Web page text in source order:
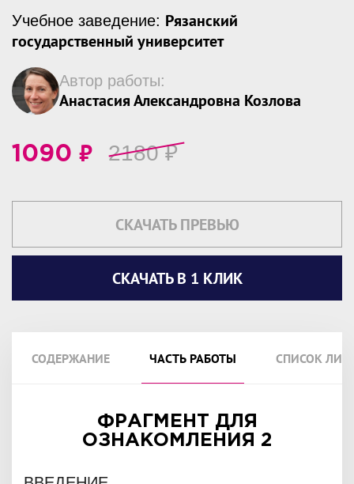
Учебное заведение: Рязанский
государственный университет
Автор работы:
Анастасия Александровна Козлова
1090 ₽ 2180₽
СКАЧАТЬ ПРЕВЬЮ
СКАЧАТЬ В 1 КЛИК
СОДЕРЖАНИЕ ЧАСТЬ РАБОТЫ СПИСОК
ФРАГМЕНТ ДЛЯ
ОЗНАКОМЛЕНИЯ 2